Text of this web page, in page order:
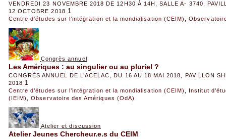
VENDREDI 23 NOVEMBRE 2018 DE 12H30 À 14H, SALLE A- 3740,
12 OCTOBRE 2018 1
Centre d’études sur l’intégration et la mondialisation (CEIM) ,
Congrès annuel
Les Amériques : au singulier ou au pluriel ?
CONGRÈS ANNUEL DE L’ACELAC, DU 16 AU 18 MAI 2018, PAVILLON
2018 1
Centre d’études sur l’intégration et la mondialisation (CEIM)
Institut
(IEIM)
,Observatoire des Amériques (OdA)
Atelier et discussion
Atelier Jeunes Chercheur.e.s du CEIM